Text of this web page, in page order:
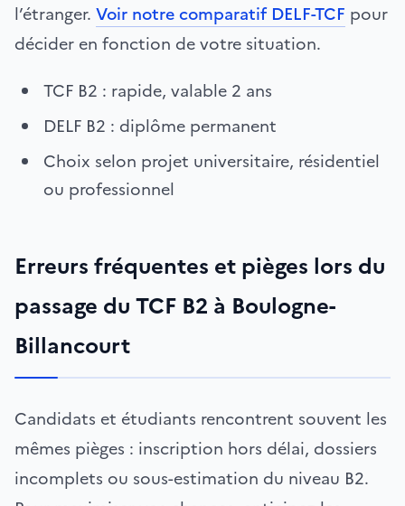
l’étranger. Voir notre comparatif DELF-TCF pour
décider en fonction de votre situation.
TCF B2 : rapide, valable 2 ans
DELF B2 : diplôme permanent
Choix selon projet universitaire, résidentiel
ou professionnel
Erreurs fréquentes et pièges lors du
passage du TCF B2 à Boulogne-
Billancourt
Candidats et étudiants rencontrent souvent les
mêmes pièges : inscription hors délai, dossiers
incomplets ou sous-estimation du niveau B2.